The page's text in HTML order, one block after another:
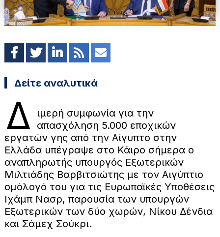
Δείτε αναλυτικά
Δ
ιμερή συμφωνία για την
απασχόληση 5.000 εποχικών
εργατών γης από την Αίγυπτο στην
Ελλάδα υπέγραψε στο Κάιρο σήμερα ο
αναπληρωτής υπουργός Εξωτερικών
Μιλτιάδης Βαρβιτσιώτης με τον Αιγύπτιο
ομόλογό του για τις Ευρωπαϊκές Υποθέσεις
Ιχάμπ Νασρ, παρουσία των υπουργών
Εξωτερικών των δύο χωρών, Νίκου Δένδια
και Σάμεχ Σούκρι.